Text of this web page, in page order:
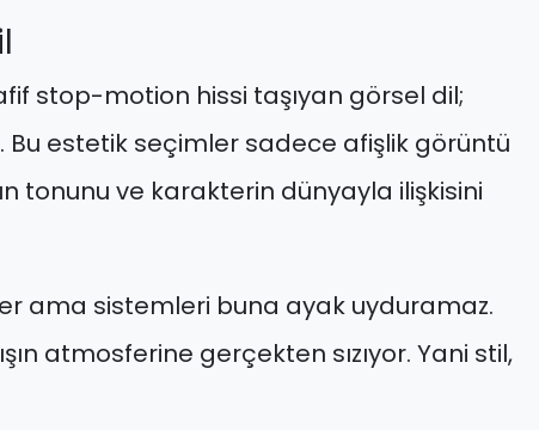
stop-motion hissi taşıyan görsel dil;
Bu estetik seçimler sadece afişlik görüntü
tonunu ve karakterin dünyayla ilişkisini
ama sistemleri buna ayak uyduramaz.
atmosferine gerçekten sızıyor. Yani stil,